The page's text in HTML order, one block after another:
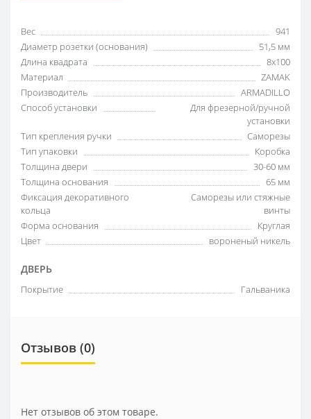
Вес
941
Диаметр розетки (основания)
51,5 мм
Длина квадрата
8x100
Материал
ZAMAK
Производитель
ARMADILLO
Способ установки
Для фрезерной/ручной
установки
Тип крепления ручки
Саморезы
Тип упаковки
Коробка
Толщина двери
30-60 мм
Толщина основания
65 мм
Фиксация декоративного
кольца
Саморезы или стяжные
винты
Форма основания
Круглая
Цвет
вороненый никель
ДВЕРЬ
Покрытие Гальваника
Отзывов (0)
Нет отзывов об этом товаре.